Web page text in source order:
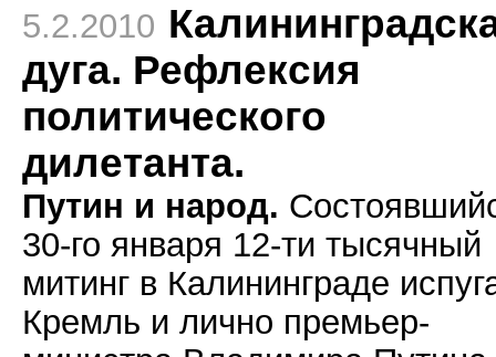
5.2.2010
дуга. Рефлексия
политического
дилетанта.
Путин и народ.
30-го января 12-ти тысячный
митинг в Калининграде
Кремль и лично премьер-